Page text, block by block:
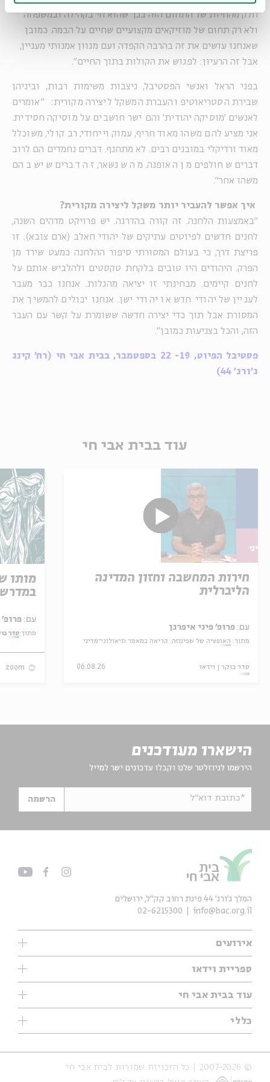
חלק מהחיות של התחום הזה בכך שהוא חי בקהילה ובמשפחה
ולא רק תחום של מוזיקאים מקצועיים שחיים על הבמה. כמובן
שאנחנו עושים את זה בהרבה הקפדה ועם מגוון אמנותי מעניין,
אבל זה הרעיון: לפגוש את הקולות בתוך החיים".
בפני הראל ואנשי הפסטיבל, ניצבות משימות רבות, וביניהן
שבירת הסטריאוטיפ והעברת המשקל ליצירה מקורית: "אומרים
לאנשים 'מוסיקה יהודית' והם ישר חושבים על מוסיקה חסידית.
אני מציע להם משהו מאוד חריף, עמוק וייחודי, רב קולי, משוכלל
מאוד ורדיקלי במובנים רבים. לא מתחנף. דברים נחמדים הם לרוב
דברים שחולפים מן האופנה. מה שנשאר, זה דברים שיש בהם
משהו אחר".
איך אפשר להעביר יותר משקל ליצירה מקורית?
"באמצעות הלחנה. זה קורה בהדרגה. יש פרויקט מדהים השנה,
לחנים חדשים לפיוטים עתיקים של יהודי חאלב (ארם צובא). זו
פריצת דרך, כי בעולם המסורתי סיפור ההלחנה כמעט שירד מן
הפרק. היהודים היו טובים בלקחת טקסטים ולהלביש אותם על
לחנים קיימים. מבחינתי זו יציאה מהגלות. אנחנו כבר מעבר
לעניין של יהודי חדש או יהודי ישן. אנחנו יכולים להמשיך את
המסורת אבל תוך כדי יצירה חדשה ששומרת על קשר עם העבר
הזה, והכל בצניעות כמובן".
פסטיבל הפיוט, 19- 22 בספטמבר, בבית אבי חי (רח' קינג
ג'ורג' 44)
עוד בבית אבי חי
חירות המחשבה וחזון המדינה
הליברלית
עם: פרופ' פיני איפרגן
מתוך: האופציה של שפינוזה: קריאה במאמר תיאולוגי־מדיני
סדר בוקר וידאו 06.08.26
מותו
עם: פרופ' אביגדור שנאן
מתוך:סדר
zoom
הישארו מעודכנים
הירשמו לניוזלטר שלנו וקבלו עדכונים ישר למייל
*כתובת דוא"ל הרשמה
אירועים
עיון
אנגלית
נוער
סדרות
אירועי עבר
ספריית וידאו
ילדים
מוזיקה
עיון
מיוחדים
עוד בבית אבי חי
תערוכות
מיוחדים
כללי
אודות
הצהרת נגישות
המלך ג'ורג' 44 פינת רחוב קק״ל, ירושלים
info@bac.org.il
02-6215300
© 2007-2026 | כל הזכויות שמורות לבית אבי חי